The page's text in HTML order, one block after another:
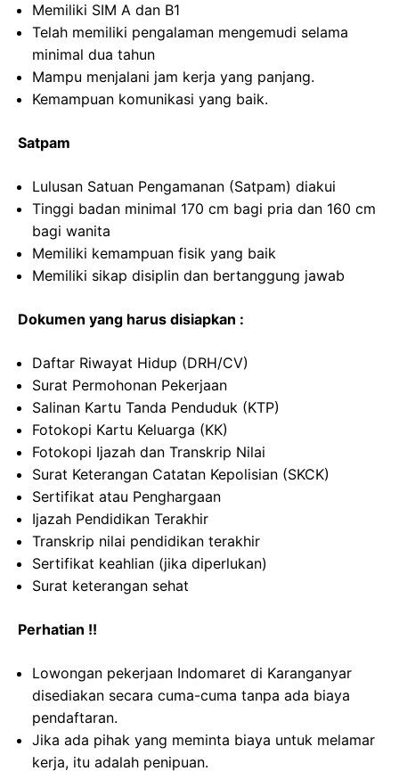
Memiliki SIM A dan B1
Telah memiliki pengalaman mengemudi selama
minimal dua tahun
Mampu menjalani jam kerja yang panjang.
Kemampuan komunikasi yang baik.
Satpam
Lulusan Satuan Pengamanan (Satpam) diakui
Tinggi badan minimal 170 cm bagi pria dan 160 cm
bagi wanita
Memiliki kemampuan fisik yang baik
Memiliki sikap disiplin dan bertanggung jawab
Dokumen yang harus disiapkan :
Daftar Riwayat Hidup (DRH/CV)
Surat Permohonan Pekerjaan
Salinan Kartu Tanda Penduduk (KTP)
Fotokopi Kartu Keluarga (KK)
Fotokopi Ijazah dan Transkrip Nilai
Surat Keterangan Catatan Kepolisian (SKCK)
Sertifikat atau Penghargaan
Ijazah Pendidikan Terakhir
Transkrip nilai pendidikan terakhir
Sertifikat keahlian (jika diperlukan)
Surat keterangan sehat
Perhatian !!
Lowongan pekerjaan Indomaret di Karanganyar
disediakan secara cuma-cuma tanpa ada biaya
pendaftaran.
Jika ada pihak yang meminta biaya untuk melamar
kerja, itu adalah penipuan.